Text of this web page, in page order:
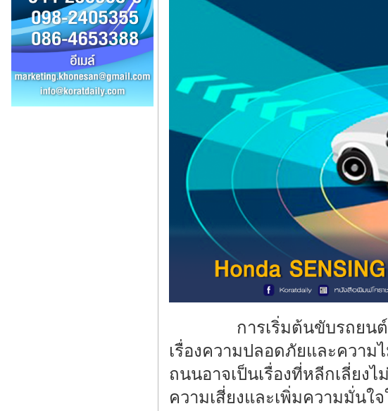
การเริ่มต้นขับรถยนต์เป็น
เรื่องความปลอดภัยและควา
ถนนอาจเป็นเรื่องที่หลีกเลี่ยง
ความเสี่ยงและเพิ่มความมั่นใ